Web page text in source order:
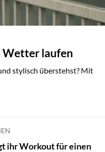
Wetter laufen
stylisch überstehst? Mit
ihr Workout für einen